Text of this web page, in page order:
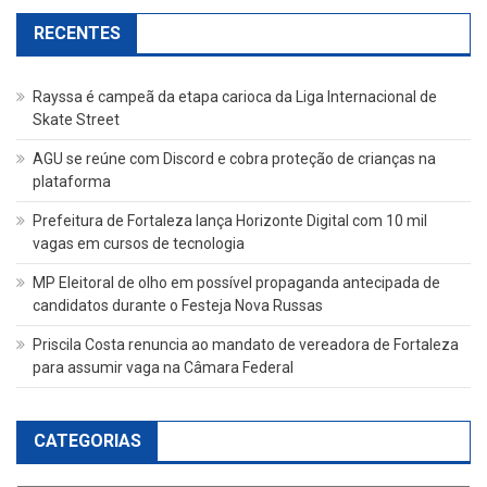
RECENTES
Rayssa é campeã da etapa carioca da Liga Internacional de
Skate Street
AGU se reúne com Discord e cobra proteção de crianças na
plataforma
Prefeitura de Fortaleza lança Horizonte Digital com 10 mil
vagas em cursos de tecnologia
MP Eleitoral de olho em possível propaganda antecipada de
candidatos durante o Festeja Nova Russas
Priscila Costa renuncia ao mandato de vereadora de Fortaleza
para assumir vaga na Câmara Federal
CATEGORIAS